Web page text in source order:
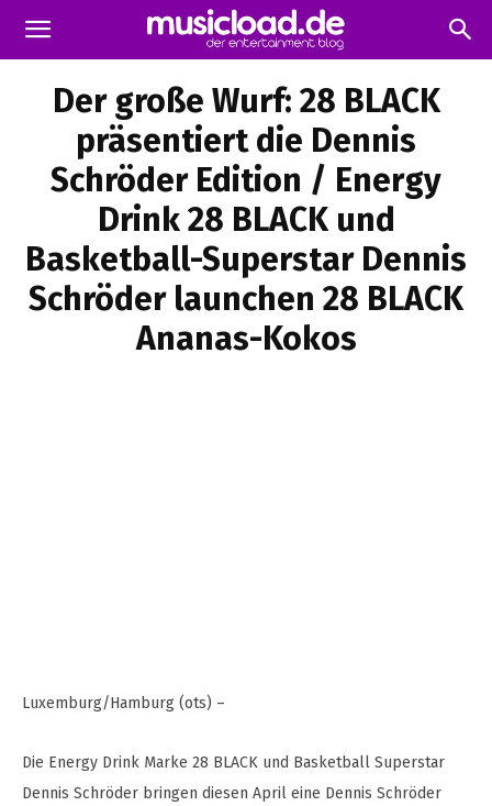
Der große Wurf: 28 BLACK
präsentiert die Dennis
Schröder Edition / Energy
Drink 28 BLACK und
Basketball-Superstar Dennis
Schröder launchen 28 BLACK
Ananas-Kokos
Luxemburg/Hamburg (ots) –
Die Energy Drink Marke 28 BLACK und Basketball Superstar
Dennis Schröder bringen diesen April eine Dennis Schröder